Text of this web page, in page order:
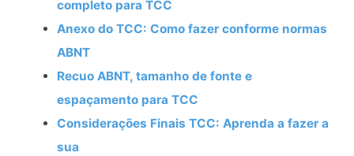
completo para TCC
Anexo do TCC: Como fazer conforme normas
ABNT
Recuo ABNT, tamanho de fonte e
espaçamento para TCC
Considerações Finais TCC: Aprenda a fazer a
sua